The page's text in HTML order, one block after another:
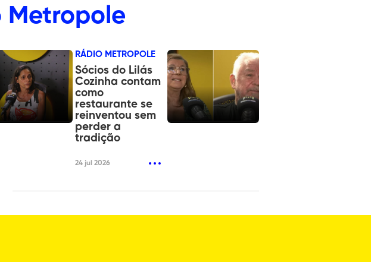
Metropole
RÁDIO METROPOLE
Sócios do Lilás
Cozinha contam
como
restaurante se
reinventou sem
perder a
tradição
24 jul 2026